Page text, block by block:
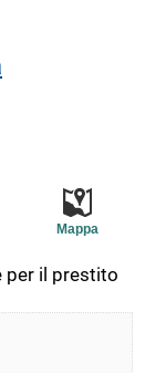
Mappa
per il prestito